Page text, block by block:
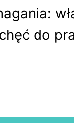
do